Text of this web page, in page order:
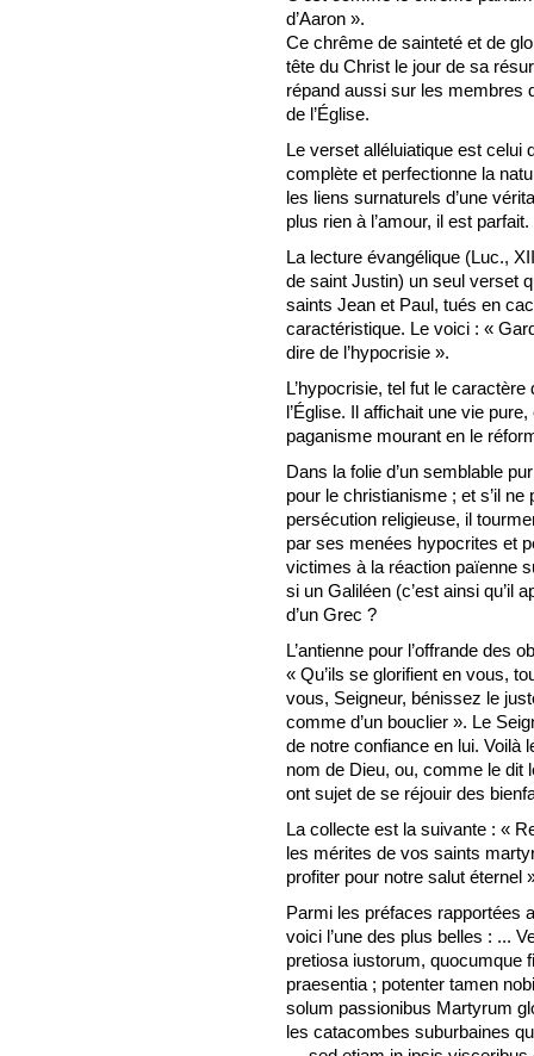
d’Aaron ».
Ce chrême de sainteté et de
tête du Christ le jour de sa
répand aussi sur les membres
de l’Église.
Le verset alléluiatique est celui
complète et perfectionne la
les liens surnaturels d’une
plus rien à l’amour, il est parfait.
La lecture évangélique (Luc.,
de saint Justin) un seul verset
saints Jean et Paul, tués en
caractéristique. Le voici : «
dire de l’hypocrisie ».
L’hypocrisie, tel fut le
l’Église. Il affichait une vie
paganisme mourant en le
Dans la folie d’un semblable
pour le christianisme ; et s’il
persécution religieuse, il
par ses menées hypocrites et
victimes à la réaction païenne
si un Galiléen (c’est ainsi qu’il
d’un Grec ?
L’antienne pour l’offrande des
« Qu’ils se glorifient en vous,
vous, Seigneur, bénissez le
comme d’un bouclier ». Le
de notre confiance en lui. Voilà
nom de Dieu, ou, comme le dit
ont sujet de se réjouir des
La collecte est la suivante : «
les mérites de vos saints
profiter pour notre salut éternel
Parmi les préfaces rapportées
voici l’une des plus belles : ...
pretiosa iustorum, quocumque
praesentia ; potenter tamen
solum passionibus Martyrum
les catacombes suburbaines